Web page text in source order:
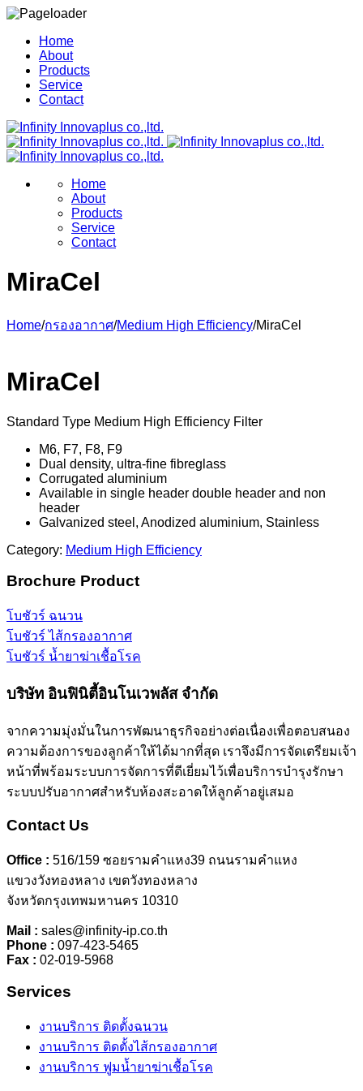
Home
About
Products
Service
Contact
Home
About
Products
Service
Contact
MiraCel
Home/กรองอากาศ/Medium High Efficiency/MiraCel
MiraCel
Standard Type Medium High Efficiency Filter
M6, F7, F8, F9
Dual density, ultra-fine fibreglass
Corrugated aluminium
Available in single header double header and non
header
Galvanized steel, Anodized aluminium, Stainless
Category: Medium High Efficiency
Brochure Product
โบชัวร์ ฉนวน
โบชัวร์ ไส้กรองอากาศ
โบชัวร์ น้ำยาฆ่าเชื้อโรค
บริษัท อินฟินิตี้อินโนเวพลัส จำกัด
จากความมุ่งมั่นในการพัฒนาธุรกิจอย่างต่อเนื่องเพื่อตอบสนอง
ความต้องการของลูกค้าให้ได้มากที่สุด เราจึงมีการจัดเตรียมเจ้า
หน้าที่พร้อมระบบการจัดการที่ดีเยี่ยมไว้เพื่อบริการบำรุงรักษา
ระบบปรับอากาศสำหรับห้องสะอาดให้ลูกค้าอยู่เสมอ
Contact Us
Office : 516/159 ซอยรามคำแหง39 ถนนรามคำแหง
แขวงวังทองหลาง เขตวังทองหลาง
จังหวัดกรุงเทพมหานคร 10310
Mail : sales@infinity-ip.co.th
Phone : 097-423-5465​
Fax : 02-019-5968
Services
งานบริการ ติดตั้งฉนวน
งานบริการ ติดตั้งไส้กรองอากาศ
งานบริการ ฟูมน้ำยาฆ่าเชื้อโรค